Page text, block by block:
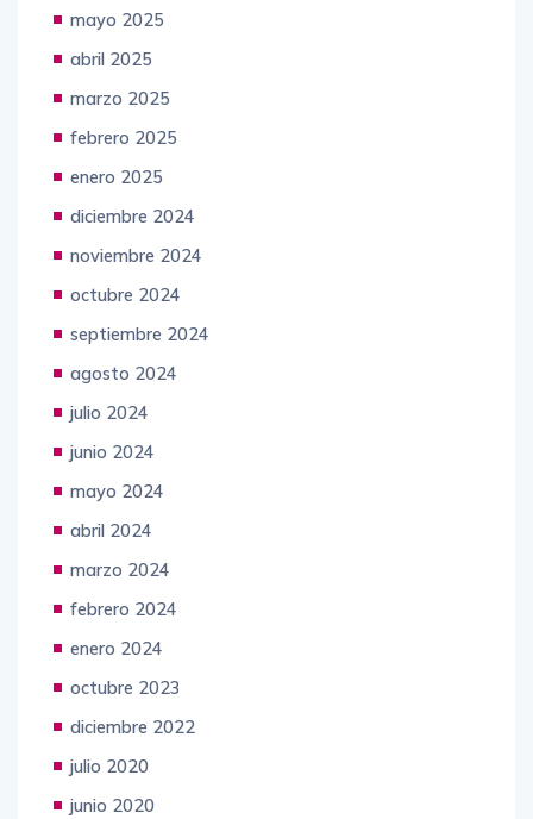
mayo 2025
abril 2025
marzo 2025
febrero 2025
enero 2025
diciembre 2024
noviembre 2024
octubre 2024
septiembre 2024
agosto 2024
julio 2024
junio 2024
mayo 2024
abril 2024
marzo 2024
febrero 2024
enero 2024
octubre 2023
diciembre 2022
julio 2020
junio 2020